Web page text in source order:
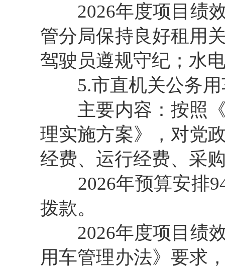
2026年度项目绩效
管分局保持良好租用
驾驶员遵规守纪；水
5.市直机关公务用
主要内容：按照《
理实施方案》，对党
经费、运行经费、采
2026年预算安排
拨款。
2026年度项目绩效
用车管理办法》要求